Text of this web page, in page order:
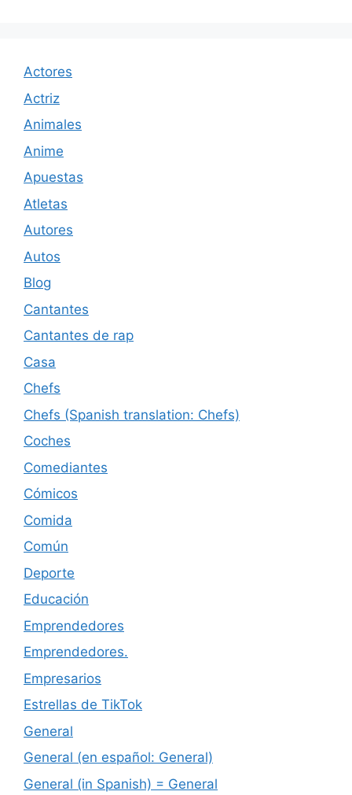
Actores
Actriz
Animales
Anime
Apuestas
Atletas
Autores
Autos
Blog
Cantantes
Cantantes de rap
Casa
Chefs
Chefs (Spanish translation: Chefs)
Coches
Comediantes
Cómicos
Comida
Común
Deporte
Educación
Emprendedores
Emprendedores.
Empresarios
Estrellas de TikTok
General
General (en español: General)
General (in Spanish) = General